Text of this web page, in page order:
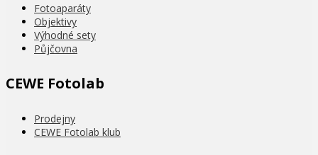
Fotoaparáty
Objektivy
Výhodné sety
Půjčovna
CEWE Fotolab
Prodejny
CEWE Fotolab klub